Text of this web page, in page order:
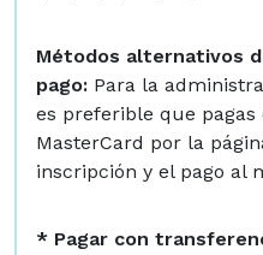
Métodos alternativos
pago: Para la
es preferible que pagas
MasterCard por la
inscripción y el pago al
* Pagar con